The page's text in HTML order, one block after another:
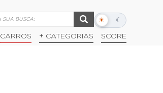
☀ ☾
Alternar
escuro
CARROS + CATEGORIAS SCORE